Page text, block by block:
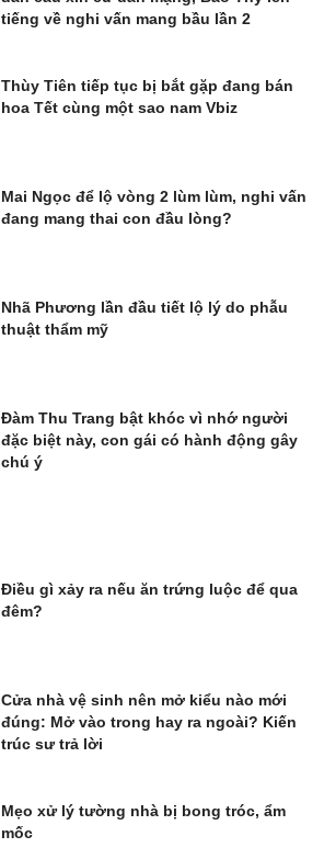
tiếng về nghi vấn mang bầu lần 2
Thùy Tiên tiếp tục bị bắt gặp đang bán
hoa Tết cùng một sao nam Vbiz
Mai Ngọc để lộ vòng 2 lùm lùm, nghi vấn
đang mang thai con đầu lòng?
Nhã Phương lần đầu tiết lộ lý do phẫu
thuật thẩm mỹ
Đàm Thu Trang bật khóc vì nhớ người
đặc biệt này, con gái có hành động gây
chú ý
Điều gì xảy ra nếu ăn trứng luộc để qua
đêm?
Cửa nhà vệ sinh nên mở kiểu nào mới
đúng: Mở vào trong hay ra ngoài? Kiến
trúc sư trả lời
Mẹo xử lý tường nhà bị bong tróc, ẩm
mốc